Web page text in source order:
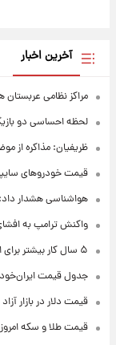
آخرین اخبار
مراکز نظامی
لحظه احساسی دو
ظریفیان: مذاکره از
قیمت خودروهای سایپا
هواشناسی هشدار داد: وزش
واکنش ترامپ به
۵ سال کار بیشتر برای این گروه از متقاضیان بازنشستگی
جدول قیمت ایران‌خودرو امروز جمعه
قیمت دلار در بازار آزاد امروز
قیمت طلا و سکه امروز جمعه ۱۶